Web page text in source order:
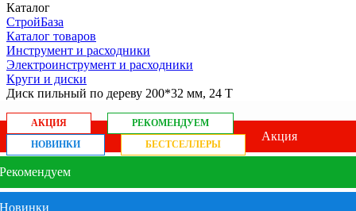
Каталог
СтройБаза
Каталог товаров
Инструмент и расходники
Электроинструмент и расходники
Круги и диски
Диск пильный по дереву 200*32 мм, 24 Т
АКЦИЯ
РЕКОМЕНДУЕМ
НОВИНКИ
БЕСТСЕЛЛЕРЫ
Акция
Рекомендуем
Новинки